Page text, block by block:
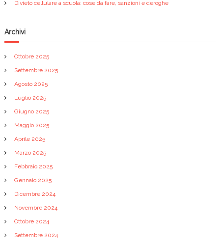
a
r
t
i
c
o
l
i
Divieto cellulare a scuola: cose da fare, sanzioni e deroghe
Archivi
Ottobre 2025
Settembre 2025
Agosto 2025
Luglio 2025
Giugno 2025
Maggio 2025
Aprile 2025
Marzo 2025
Febbraio 2025
Gennaio 2025
Dicembre 2024
Novembre 2024
Ottobre 2024
Settembre 2024